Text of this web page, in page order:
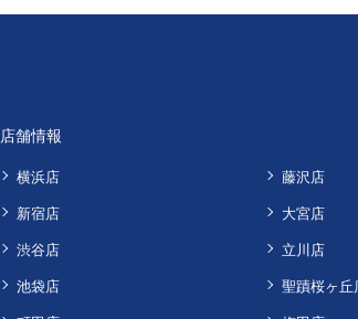
店舗情報
横浜店
新宿店
渋谷店
池袋店
藤沢店
大宮店
立川店
聖蹟桜ヶ丘